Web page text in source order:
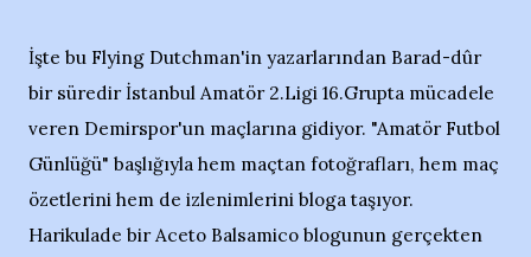
İşte bu Flying Dutchman'in yazarlarından Barad-dûr
bir süredir İstanbul Amatör 2.Ligi 16.Grupta mücadele
veren Demirspor'un maçlarına gidiyor. "Amatör Futbol
Günlüğü" başlığıyla hem maçtan fotoğrafları, hem maç
özetlerini hem de izlenimlerini bloga taşıyor.
Harikulade bir Aceto Balsamico blogunun gerçekten